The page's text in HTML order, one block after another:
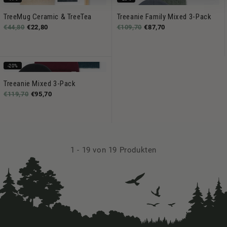
TreeMug Ceramic & TreeTea
€44,80 €22,80
Treeanie Family Mixed 3-Pack
€109,70 €87,70
-20%
Treeanie Mixed 3-Pack
€119,70 €95,70
1 - 19 von 19 Produkten